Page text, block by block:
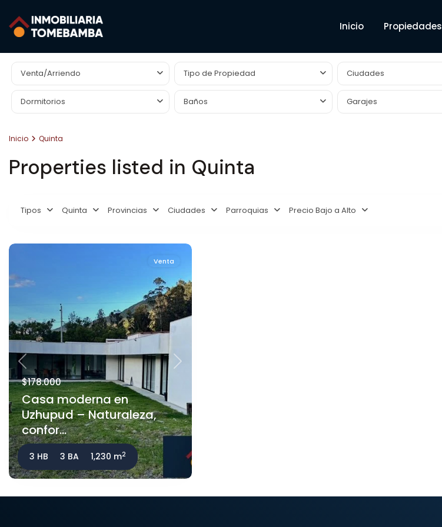
Inicio Propiedades
Venta/Arriendo Tipo de Propiedad Ciudades
Dormitorios Baños
Inicio Quinta
Properties listed in Quinta
Tipos Quinta Provincias Ciudades Parroquias Precio Bajo a Alto
Venta
Previous Next
$178.000
Casa moderna en
Uzhupud – Naturaleza,
confor...
3 HB 3 BA 1,230 m2